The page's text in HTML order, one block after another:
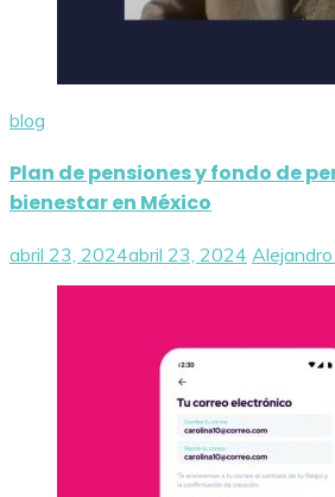
blog
Plan de pensiones y fondo de
bienestar en México
abril 23, 2024abril 23, 2024